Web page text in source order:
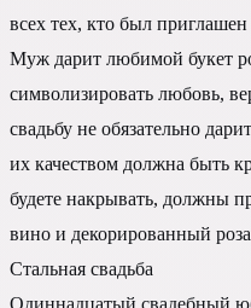
всех тех, кто был приглашен
Муж дарит любимой букет
символизировать любовь,
свадьбу не обязательно
их качеством должна быть
будете накрывать, должны
вино и декорированный
Стальная свадьба
Одиннадцатый свадебный